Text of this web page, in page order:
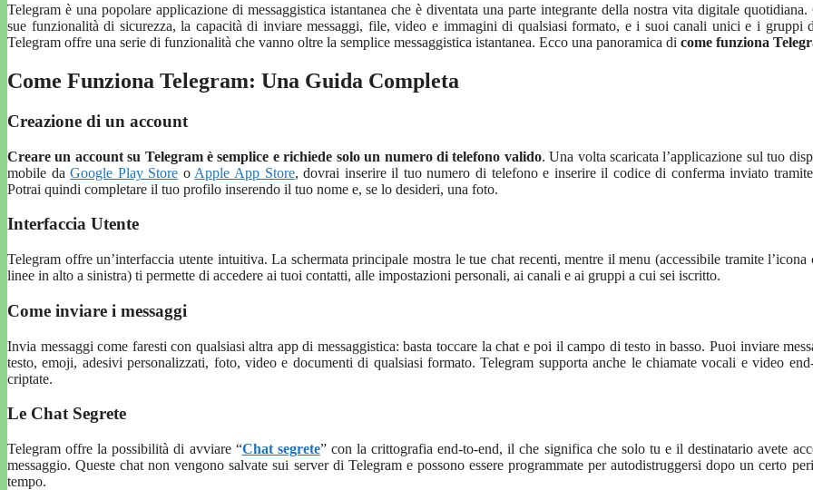
Telegram è una popolare applicazione di messaggistica istantanea che è diventata una parte integrante della nostra vita digitale quotidiana.
sue funzionalità di sicurezza, la capacità di inviare messaggi, file, video e immagini di qualsiasi formato, e i suoi canali unici e i gruppi
Telegram offre una serie di funzionalità che vanno oltre la semplice messaggistica istantanea. Ecco una panoramica di come funziona
Come Funziona Telegram: Una Guida Completa
Creazione di un account
Creare un account su Telegram è semplice e richiede solo un numero di telefono valido. Una volta scaricata l’applicazione sul tuo
mobile daGoogle Play Store o Apple App Store, dovrai inserire il tuo numero di telefono e inserire il codice di conferma inviato
Potrai quindi completare il tuo profilo inserendo il tuo nome e, se lo desideri, una foto.
Interfaccia Utente
Telegram offre un’interfaccia utente intuitiva. La schermata principale mostra le tue chat recenti, mentre il menu (accessibile tramite l’icona
linee in alto a sinistra) ti permette di accedere ai tuoi contatti, alle impostazioni personali, ai canali e ai gruppi a cui sei iscritto.
Come inviare i messaggi
Invia messaggi come faresti con qualsiasi altra app di messaggistica: basta toccare la chat e poi il campo di testo in basso. Puoi inviare
testo, emoji, adesivi personalizzati, foto, video e documenti di qualsiasi formato. Telegram supporta anche le chiamate vocali e video
criptate.
Le Chat Segrete
Telegram offre la possibilità di avviare “Chat segrete” con la crittografia end-to-end, il che significa che solo tu e il destinatario avete
messaggio. Queste chat non vengono salvate sui server di Telegram e possono essere programmate per autodistruggersi dopo un certo
tempo.